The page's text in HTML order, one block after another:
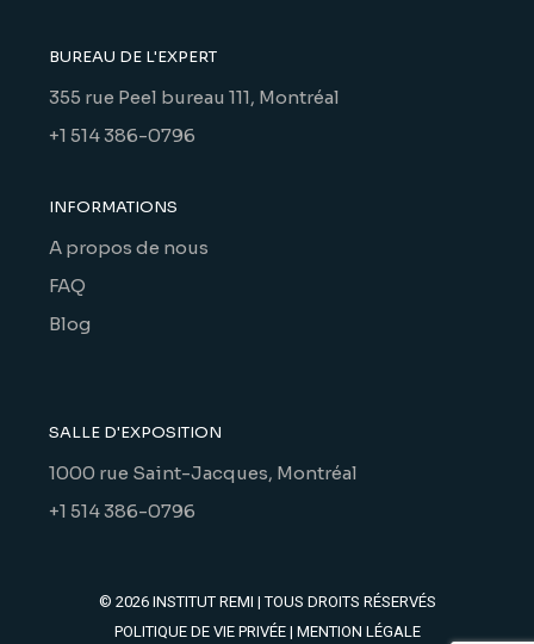
BUREAU DE L'EXPERT
355 rue Peel bureau 111, Montréal
+1 514 386-0796
INFORMATIONS
A propos de nous
FAQ
Blog
SALLE D'EXPOSITION
1000 rue Saint-Jacques, Montréal
+1 514 386-0796
© 2026 INSTITUT REMI | TOUS DROITS RÉSERVÉS
POLITIQUE DE VIE PRIVÉE| MENTION LÉGALE